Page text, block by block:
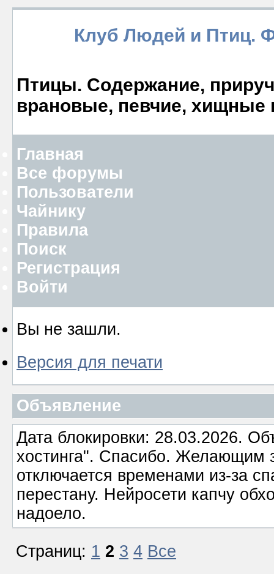
Клуб Людей и Птиц.
Птицы. Содержание,
врановые, певчие, хищные
Главная
Все форумы
Пользователи
Чайнику
Правила
Поиск
Регистрация
Войти
Вы не зашли.
Версия для печати
Объявление
Дата блокировки: 28.03.2026.
хостинга". Спасибо. Желающим
отключается временами из-за
перестану. Нейросети капчу
надоело.
Страниц: 1 2 3 4 Все